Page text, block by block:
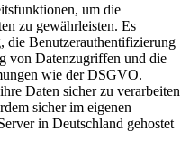
um die
zu gewährleisten. Es
die Benutzerauthentifizierung
von Datenzugriffen und die
wie der DSGVO.
Daten sicher zu verarbeiten
sicher im eigenen
in Deutschland gehostet